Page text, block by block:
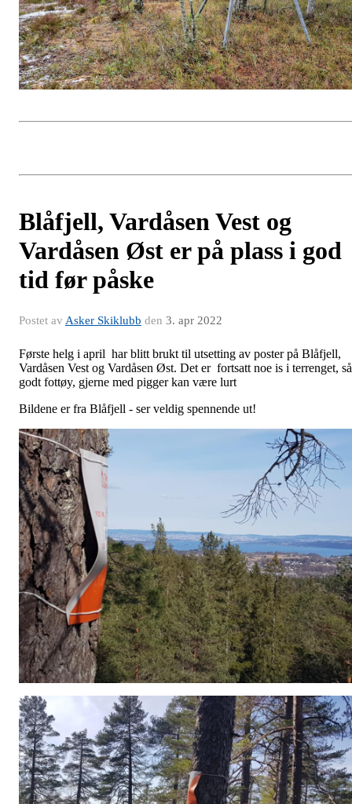
Blåfjell, Vardåsen Vest og
Vardåsen Øst er på plass i god
tid før påske
Postet av Asker Skiklubb den 3. apr 2022
Første helg i april har blitt brukt til utsetting av poster på Blåfjell,
Vardåsen Vest og Vardåsen Øst. Det er fortsatt noe is i terrenget, så
godt fottøy, gjerne med pigger kan være lurt
Bildene er fra Blåfjell - ser veldig spennende ut!